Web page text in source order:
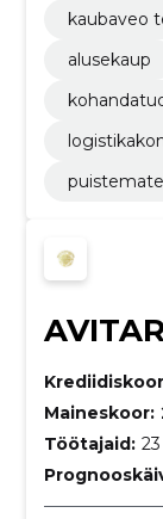
kaubaveo
alusekaup
Maineskoor:
Töötajaid: 23